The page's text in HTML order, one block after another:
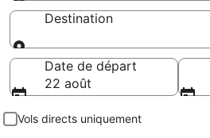
Origine
Destination
Destination
Date de départ
22 août
Vols directs uniquement